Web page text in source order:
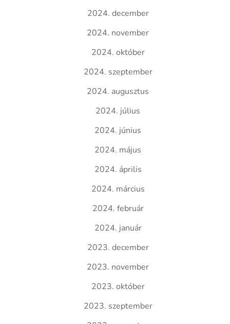
2024. december
2024. november
2024. október
2024. szeptember
2024. augusztus
2024. július
2024. június
2024. május
2024. április
2024. március
2024. február
2024. január
2023. december
2023. november
2023. október
2023. szeptember